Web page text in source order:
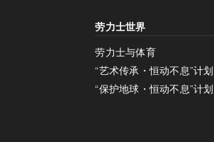
劳力士世界
劳力士与体育
“艺术传承・恒动不息”计划
“保护地球・恒动不息”计划